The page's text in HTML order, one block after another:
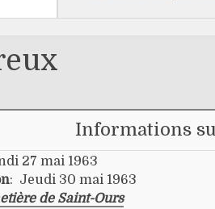
Informations
27 mai 1963
: Jeudi 30 mai 1963
de Saint-Ours